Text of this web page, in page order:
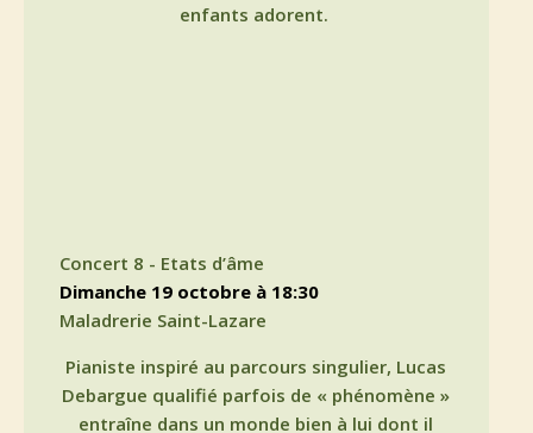
enfants adorent.
Concert 8 - Etats d’âme
dimanche 19 octobre à 18:30
Maladrerie Saint-Lazare
Pianiste inspiré au parcours singulier, Lucas
Debargue qualifié parfois de « phénomène »
entraîne dans un monde bien à lui dont il